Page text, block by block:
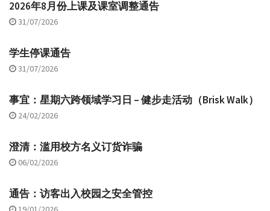
2026年8月份上课及课室调整通告
31/07/2026
学生停课通告
31/07/2026
事宜：星期六跨领域学习日 – 健步走活动（Brisk Walk）
24/02/2026
澄清：滥用校方名义订货诈骗
06/02/2026
通告：访客出入校园之安全管控